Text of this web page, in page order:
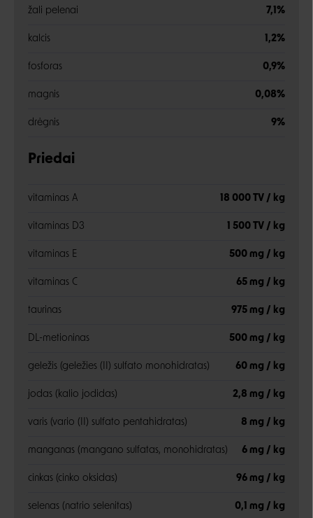
žali pelenai 7,1%
kalcis 1,2%
fosforas 0,9%
magnis 0,08%
drėgnis 9%
Priedai
vitaminas A 18 000 TV / kg
vitaminas D3 1 500 TV / kg
vitaminas E 500 mg / kg
vitaminas C 65 mg / kg
taurinas 975 mg / kg
DL-metioninas 500 mg / kg
geležis (geležies (II) sulfato monohidratas) 60 mg / kg
jodas (kalio jodidas) 2,8 mg / kg
varis (vario (II) sulfato pentahidratas) 8 mg / kg
manganas (mangano sulfatas, monohidratas) 6 mg / kg
cinkas (cinko oksidas) 96 mg / kg
selenas (natrio selenitas) 0,1 mg / kg